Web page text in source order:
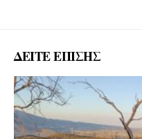
ΔΕΙΤΕ ΕΠΙΣΗΣ